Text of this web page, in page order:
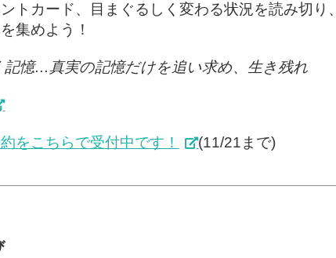
トカード、目まぐるしく変わる状況を読み切り、
集めよう！
記憶…真実の記憶だけを追い求め、生き残れ
をこちらで受付中です！ (11/21まで)